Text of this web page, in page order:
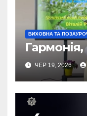
ВИХОВНА ТА
ЧЕР 19, 2026